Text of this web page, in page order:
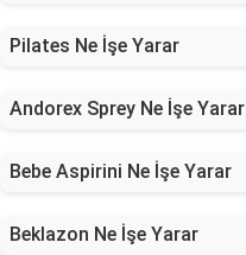
Pilates Ne İşe Yarar
Andorex Sprey Ne İşe Yarar
Bebe Aspirini Ne İşe Yarar
Beklazon Ne İşe Yarar